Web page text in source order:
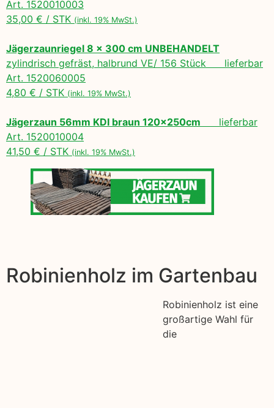
Art. 1520010003
35,00 € / STK (inkl. 19% MwSt.)
Jägerzaunriegel 8 x 300 cm UNBEHANDELT
zylindrisch gefräst, halbrund VE/ 156 Stück lieferbar
Art. 1520060005
4,80 € / STK (inkl. 19% MwSt.)
Jägerzaun 56mm KDI braun 120x250cm lieferbar
Art. 1520010004
41,50 € / STK (inkl. 19% MwSt.)
Robinienholz im Gartenbau
Robinienholz ist eine
großartige Wahl für
die